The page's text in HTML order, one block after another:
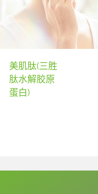
美肌肽(三胜
肽水解胶原
蛋白)